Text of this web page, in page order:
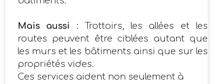
Mais aussi
: Trottoirs, les allées et les
routes peuvent être ciblées autant que
les murs et les bâtiments ainsi que sur les
propriétés vides.
Ces services aident non seulement à